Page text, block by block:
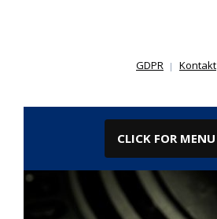
GDPR Kontakt
CLICK FOR MENU